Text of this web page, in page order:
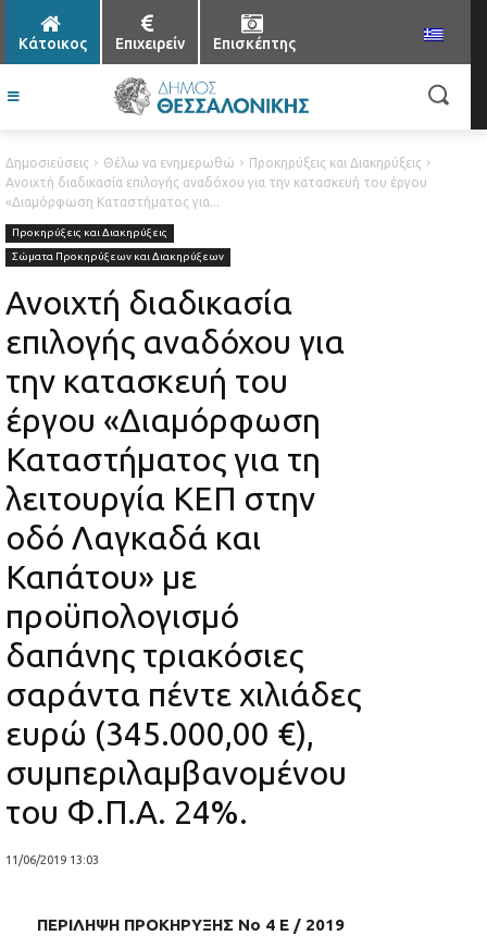
Κάτοικος Επιχειρείν Επισκέπτης
Δημοσιεύσεις Θέλω να ενημερωθώ
Προκηρύξεις και Διακηρύξεις
Ανοιχτή διαδικασία επιλογής αναδόχου για την κατασκευή του έργου
«Διαμόρφωση Καταστήματος για...
Προκηρύξεις και Διακηρύξεις
Σώματα Προκηρύξεων και Διακηρύξεων
Ανοιχτή διαδικασία
επιλογής αναδόχου για
την κατασκευή του
έργου «Διαμόρφωση
Καταστήματος για τη
λειτουργία ΚΕΠ στην
οδό Λαγκαδά και
Καπάτου» με
προϋπολογισμό
δαπάνης τριακόσιες
σαράντα πέντε χιλιάδες
ευρώ (345.000,00 €),
συμπεριλαμβανομένου
του Φ.Π.Α. 24%.
11/06/2019 13:03
ΠΕΡΙΛΗΨΗ ΠΡΟΚΗΡΥΞΗΣ Νο 4 Ε / 2019